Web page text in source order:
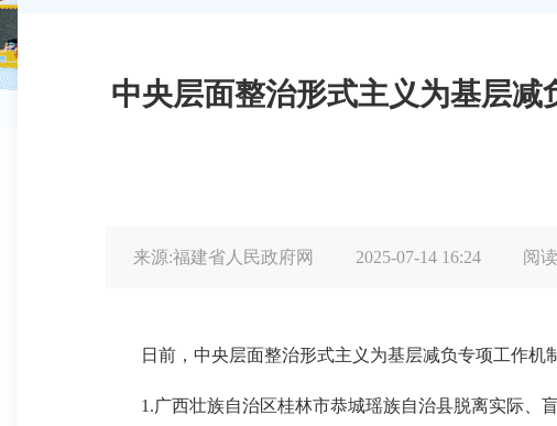
中央层面整治形式主义为基层
来源:福建省人民政府网 2025-07-14 16:24 阅
日前，中央层面整治形式主义为基层减负专项工作机
1.广西壮族自治区桂林市恭城瑶族自治县脱离实际、盲